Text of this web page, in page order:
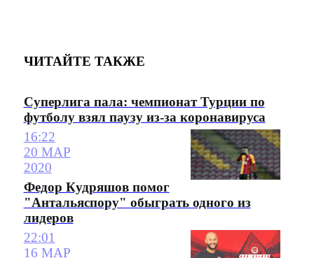
ЧИТАЙТЕ ТАКЖЕ
Суперлига пала: чемпионат Турции по
футболу взял паузу из-за коронавируса
16:22
20 МАР
2020
Федор Кудряшов помог
"Антальяспору" обыграть одного из
лидеров
22:01
16 МАР